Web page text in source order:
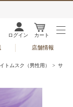
ログイン カート
店舗情報
トムスク（男性用）
> サ